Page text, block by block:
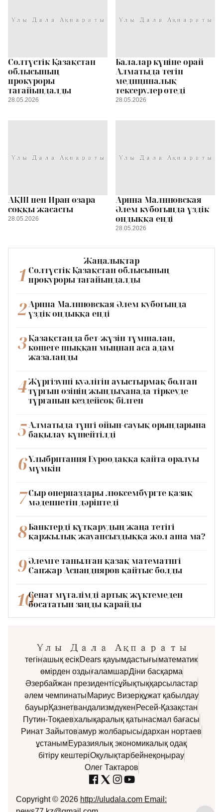
Солтүстік Қазақстан
облысының
прокуроры
тағайындалды
28.05.2026
Балалар күніне орай
Алматыда тегін
медициналық
тексерулер өтеді
28.05.2026
АҚШ пен Иран өзара
соққы жасасты
28.05.2026
Арина Малиновская
Әлем кубогында үздік
ондыққа енді
28.05.2026
Жаңалықтар
1 Солтүстік Қазақстан облысының
прокуроры тағайындалды
2Арина Малиновская Әлем кубогында
үздік ондыққа енді
3 Қазақстанда бет-жүзін тұмшалап,
көшеге шыққан мыңнан аса адам
жазаланды
4Жүргізуші куәлігін ауыстырмақ болған
тұрғын өзінің жындыханада тіркеуде
тұрғанын кездейсоқ білген
5Алматыда түнгі ойын-сауық орындарына
бақылау күшейтілді
6Ұлыбритания Еуроодаққа қайта оралуы
мүмкін
7 Сыр өнерпаздары люксембургте қазақ
мәдениетін дәріптеді
8 Банктерді құтқарудың жаңа тетігі
қаржылық жауапсыздыққа жол аша ма?
9 Әлемге танылған қазақ математигі
Санжар Аспандияров қайтыс болды
10Сенат мұғалімді артық жүктемеден
босататын заңды қарайды
тегінашық есікDears қауымдастығыматематик
өмірден оздығаламшарДіни басқарма
Әзербайжан президентісұйықтыққарсыластар
әлем чемпинаты Мариус Визерқұжат қабылдау
бауырҚазнетвандализмдүкен Ресей-Қазақстан
Путин-Тоқаевхалықаралық қатынасмал бағасы
Ринат Зайытовамур жолбарысыдархан нортаев
ұстаным Еуразиялық экономикалық одақ
бітіру кештеріОқулықтарбейнеқоңырау
Олег Тактаров
Copyright © 2026 http://uludala.com Email: